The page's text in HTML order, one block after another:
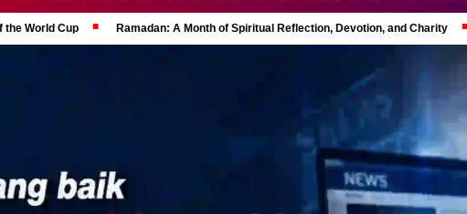
the World Cup Ramadan: A Month of Spiritual Reflection, Devotion, and Charity